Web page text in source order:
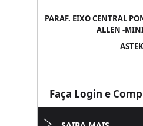
PARAF. EIXO CENTRAL
ALLEN -
ASTEK
Faça Login e